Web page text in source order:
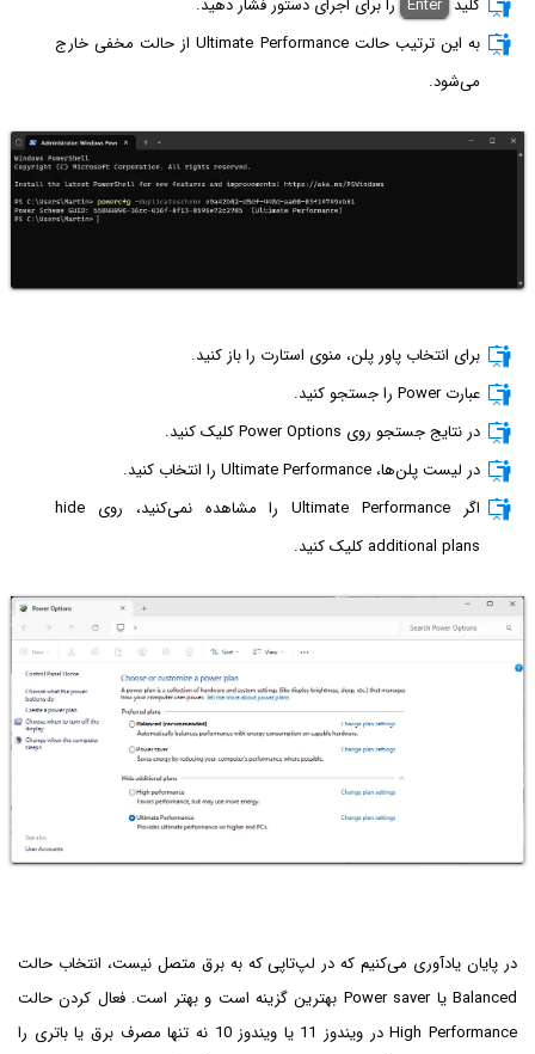
کلید Enter را برای اجرای دستور فشار دهید.
به این ترتیب حالت Ultimate Performance از حالت مخفی خارج
می‌شود.
برای انتخاب پاور پلن، منوی استارت را باز کنید.
عبارت Power را جستجو کنید.
در نتایج جستجو روی Power Options کلیک کنید.
در لیست پلن‌ها، Ultimate Performance را انتخاب کنید.
اگر Ultimate Performance را مشاهده نمی‌کنید، روی hide
additional plans کلیک کنید.
در پایان یادآوری می‌کنیم که در لپ‌تاپی که به برق متصل نیست، انتخاب حالت
Balanced یا Power saver بهترین گزینه است و بهتر است. فعال کردن حالت
High Performance در ویندوز 11 یا ویندوز 10 نه تنها مصرف برق یا باتری را